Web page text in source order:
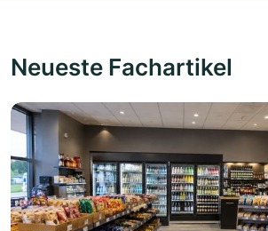
Neueste Fachartikel